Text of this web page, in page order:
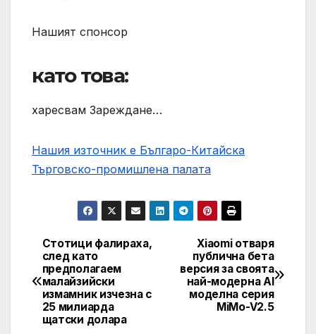
Нашият спонсор
като това:
харесвам Зареждане…
Нашия източник е Българо-Китайска
Търговско-промишлена палaта
Post
navigation
Xiaomi отваря
публична бета
версия за своята
най-модерна AI
моделна серия
MiMo-V2.5
Стотици фалираха,
след като
предполагаем
малайзийски
измамник изчезна с
25 милиарда
щатски долара